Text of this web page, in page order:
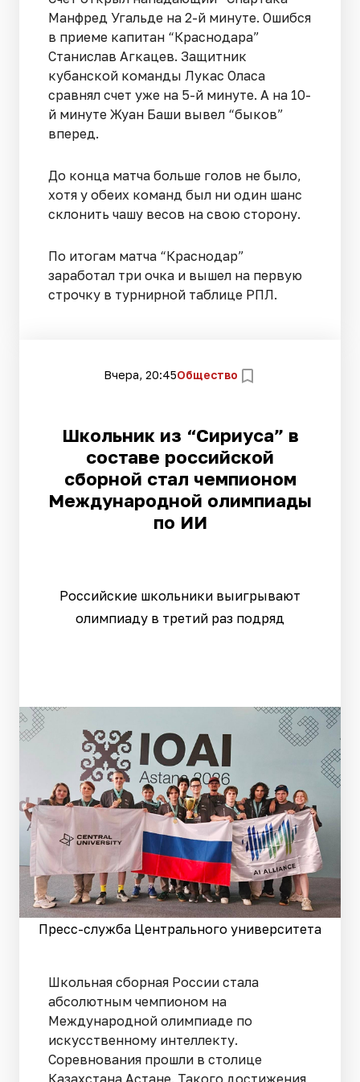
Манфред Угальде на 2-й минуте. Ошибся
в приеме капитан “Краснодара”
Станислав Агкацев. Защитник
кубанской команды Лукас Оласа
сравнял счет уже на 5-й минуте. А на 10-
й минуте Жуан Баши вывел “быков”
вперед.
До конца матча больше голов не было,
хотя у обеих команд был ни один шанс
склонить чашу весов на свою сторону.
По итогам матча “Краснодар”
заработал три очка и вышел на первую
строчку в турнирной таблице РПЛ.
Вчера, 20:45Общество
Школьник из “Сириуса” в
составе российской
сборной стал чемпионом
Международной олимпиады
по ИИ
Российские школьники выигрывают
олимпиаду в третий раз подряд
Пресс-служба Центрального университета
Школьная сборная России стала
абсолютным чемпионом на
Международной олимпиаде по
искусственному интеллекту.
Соревнования прошли в столице